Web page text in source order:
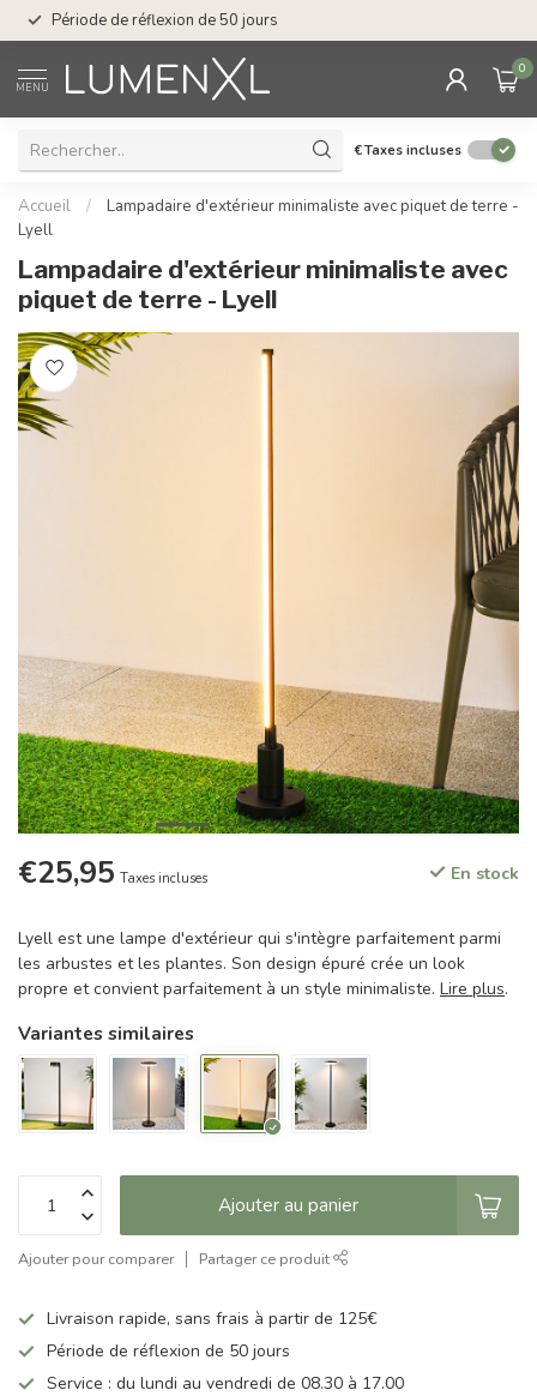
Période de réflexion de 50 jours
MENU
0
€Taxes incluses
Accueil /
Lampadaire d'extérieur minimaliste avec piquet de terre -
Lyell
Lampadaire d'extérieur minimaliste avec
piquet de terre - Lyell
€25,95 Taxes incluses En stock
Lyell est une lampe d'extérieur qui s'intègre parfaitement parmi
les arbustes et les plantes. Son design épuré crée un look
propre et convient parfaitement à un style minimaliste. Lire plus.
Variantes similaires
Ajouter au panier
Ajouter pour comparer Partager ce produit
Livraison rapide, sans frais à partir de 125€
Période de réflexion de 50 jours
Service : du lundi au vendredi de 08.30 à 17.00